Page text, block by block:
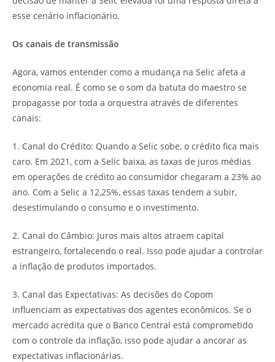
esse cenário inflacionário.
Os canais de transmissão
Agora, vamos entender como a mudança na Selic afeta a
economia real. É como se o som da batuta do maestro se
propagasse por toda a orquestra através de diferentes
canais:
1. Canal do Crédito: Quando a Selic sobe, o crédito fica mais
caro. Em 2021, com a Selic baixa, as taxas de juros médias
em operações de crédito ao consumidor chegaram a 23% ao
ano. Com a Selic a 12,25%, essas taxas tendem a subir,
desestimulando o consumo e o investimento.
2. Canal do Câmbio: Juros mais altos atraem capital
estrangeiro, fortalecendo o real. Isso pode ajudar a controlar
a inflação de produtos importados.
3. Canal das Expectativas: As decisões do Copom
influenciam as expectativas dos agentes econômicos. Se o
mercado acredita que o Banco Central está comprometido
com o controle da inflação, isso pode ajudar a ancorar as
expectativas inflacionárias.